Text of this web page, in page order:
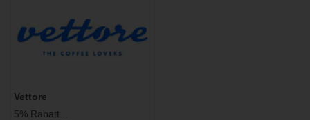
Vettore
5% Rabatt...